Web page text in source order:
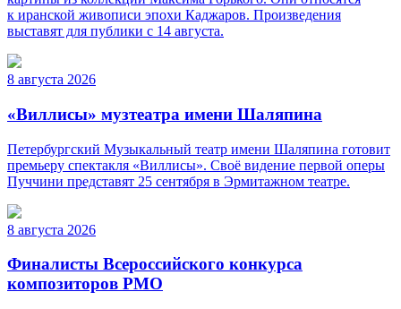
к иранской живописи эпохи Каджаров. Произведения
выставят для публики с 14 августа.
8 августа 2026
«Виллисы» музтеатра имени Шаляпина
Петербургский Музыкальный театр имени Шаляпина готовит
премьеру спектакля «Виллисы». Своё видение первой оперы
Пуччини представят 25 сентября в Эрмитажном театре.
8 августа 2026
Финалисты Всероссийского конкурса
композиторов РМО